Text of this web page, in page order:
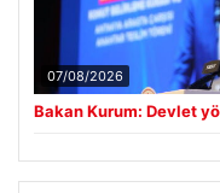
07/08/2026
Bakan Kurum: Devlet